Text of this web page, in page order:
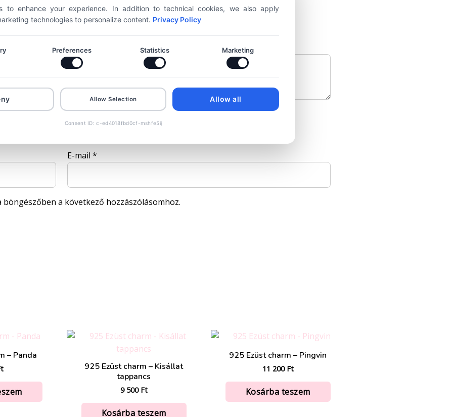
E-mail *
böngészőben a következő hozzászólásomhoz.
– Panda
925 Ezüst charm – Kisállat
tappancs
9 500 Ft
Kosárba teszem
925 Ezüst charm – Pingvin
11 200 Ft
Kosárba teszem
to enhance your experience. In addition to technical cookies, we also apply
technologies to personalize content. Privacy Policy
Preferences Statistics Marketing
Allow Selection Allow all
Consent ID: c-ed4018fbd0cf-mshfe5ij